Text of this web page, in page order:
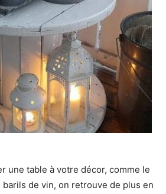
une table à votre décor, comme le
de vin, on retrouve de plus en